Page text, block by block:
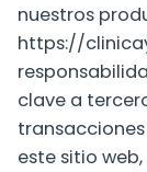
nuestros
https://
clave a
este sitio